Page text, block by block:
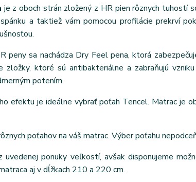
je z oboch strán zložený z HR pien rôznych tuhostí
a taktiež vám pomocou profilácie prekrví
peny sa nachádza Dry Feel pena, ktorá
zložky, ktoré sú antibakteriálne a zabraňujú
potením.
efektu je ideálne vybrať poťah Tencel. Matrac je
poťahov na váš matrac. Výber poťahu
ponuky veľkostí, avšak disponujeme
aj v dĺžkach 210 a 220 cm.